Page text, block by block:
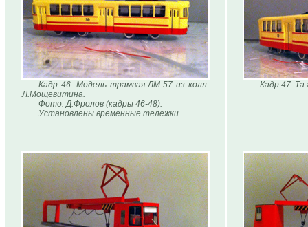
Кадр 46. Модель трамвая ЛМ-57 из колл.
Л.Мощевитина.
Фото: Д.Фролов (кадры 46-48).
Установлены временные тележки.
Кадр 47. Та